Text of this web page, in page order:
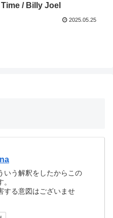
Time / Billy Joel
2025.05.25
いう解釈をしたからこの
する意図はございませ